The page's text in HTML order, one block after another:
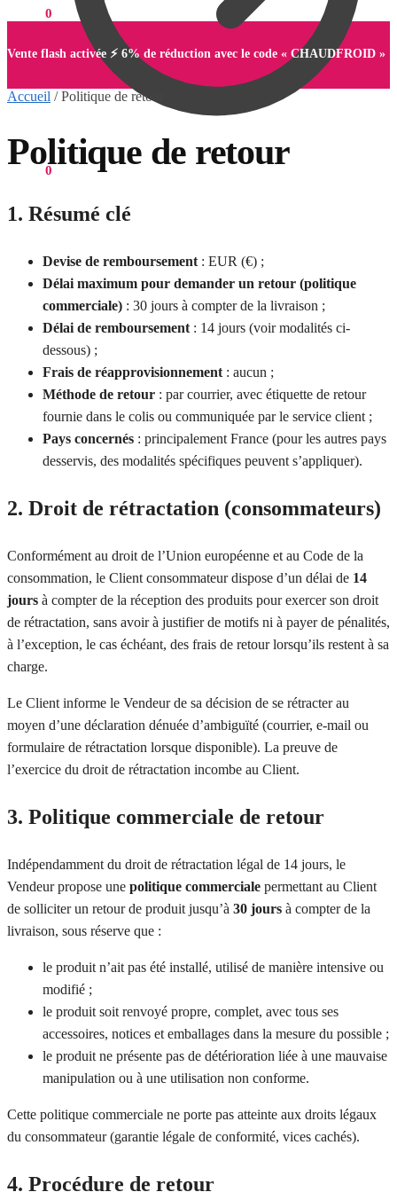
0
0
Vente flash activée ⚡ 6% de réduction avec le code « CHAUDFROID »
Accueil /Politique de retour
Politique de retour
1. Résumé clé
Devise de remboursement : EUR (€) ;
Délai maximum pour demander un retour (politique
commerciale) : 30 jours à compter de la livraison ;
Délai de remboursement : 14 jours (voir modalités ci-
dessous) ;
Frais de réapprovisionnement : aucun ;
Méthode de retour : par courrier, avec étiquette de retour
fournie dans le colis ou communiquée par le service client ;
Pays concernés : principalement France (pour les autres pays
desservis, des modalités spécifiques peuvent s’appliquer).
2. Droit de rétractation (consommateurs)
Conformément au droit de l’Union européenne et au Code de la
consommation, le Client consommateur dispose d’un délai de 14
jours à compter de la réception des produits pour exercer son droit
de rétractation, sans avoir à justifier de motifs ni à payer de pénalités,
à l’exception, le cas échéant, des frais de retour lorsqu’ils restent à sa
charge.
Le Client informe le Vendeur de sa décision de se rétracter au
moyen d’une déclaration dénuée d’ambiguïté (courrier, e-mail ou
formulaire de rétractation lorsque disponible). La preuve de
l’exercice du droit de rétractation incombe au Client.
3. Politique commerciale de retour
Indépendamment du droit de rétractation légal de 14 jours, le
Vendeur propose une politique commerciale permettant au Client
de solliciter un retour de produit jusqu’à 30 jours à compter de la
livraison, sous réserve que :
le produit n’ait pas été installé, utilisé de manière intensive ou
modifié ;
le produit soit renvoyé propre, complet, avec tous ses
accessoires, notices et emballages dans la mesure du possible ;
le produit ne présente pas de détérioration liée à une mauvaise
manipulation ou à une utilisation non conforme.
Cette politique commerciale ne porte pas atteinte aux droits légaux
du consommateur (garantie légale de conformité, vices cachés).
4. Procédure de retour